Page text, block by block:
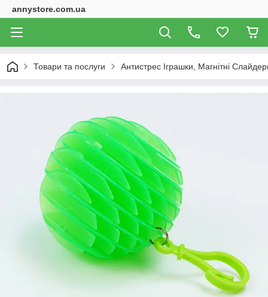
annystore.com.ua
Товари та послуги Антистрес Іграшки, Магнітні